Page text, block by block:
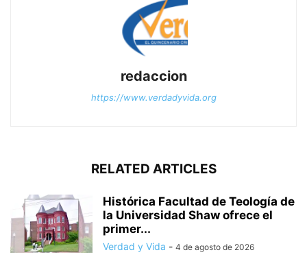
redaccion
https://www.verdadyvida.org
RELATED ARTICLES
Histórica Facultad de Teología de
la Universidad Shaw ofrece el
primer...
Verdad y Vida - 4 de agosto de 2026